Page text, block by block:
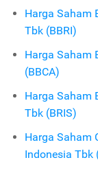
Harga Saham
Tbk (BBRI)
Harga Saham
(BBCA)
Harga Saham
Tbk (BRIS)
Harga Saham
Indonesia Tbk